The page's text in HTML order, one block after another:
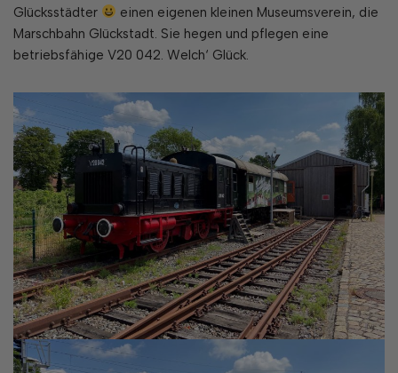
Glücksstädter
einen eigenen kleinen Museumsverein, die
Marschbahn Glückstadt. Sie hegen und pflegen eine
betriebsfähige V20 042. Welch‘ Glück.